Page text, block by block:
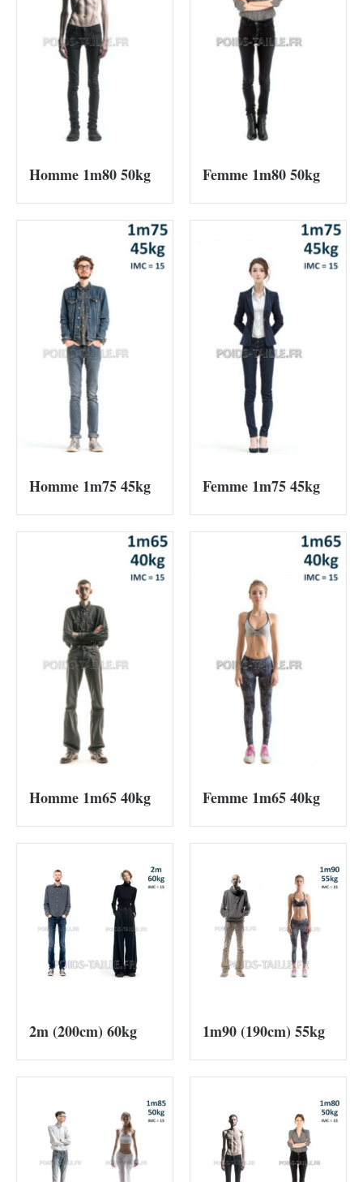
Homme 1m80 50kg Femme 1m80 50kg
Homme 1m75 45kg Femme 1m75 45kg
Homme 1m65 40kg Femme 1m65 40kg
2m (200cm) 60kg 1m90 (190cm) 55kg